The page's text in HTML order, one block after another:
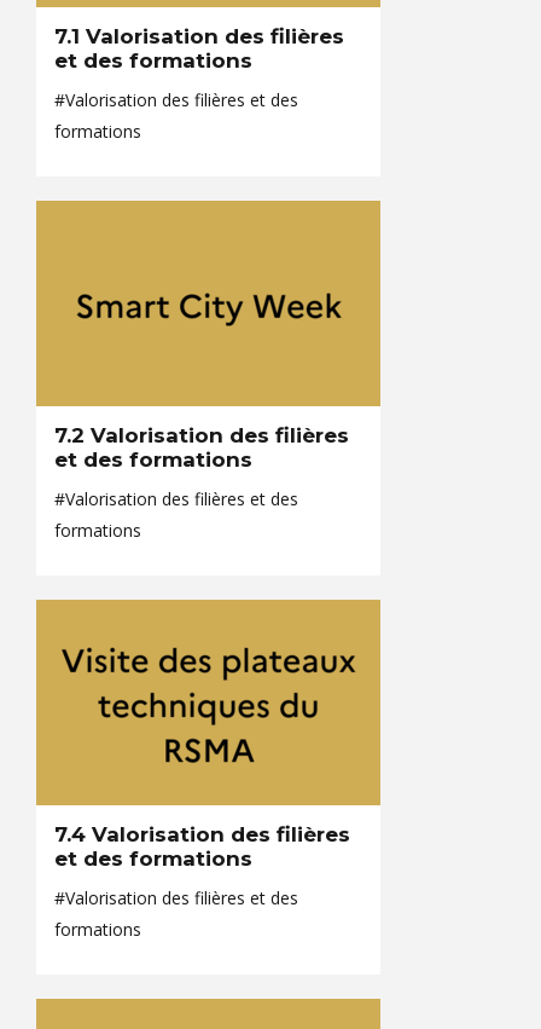
7.1 Valorisation des filières
et des formations
#Valorisation des filières et des
formations
7.2 Valorisation des filières
et des formations
#Valorisation des filières et des
formations
7.4 Valorisation des filières
et des formations
#Valorisation des filières et des
formations